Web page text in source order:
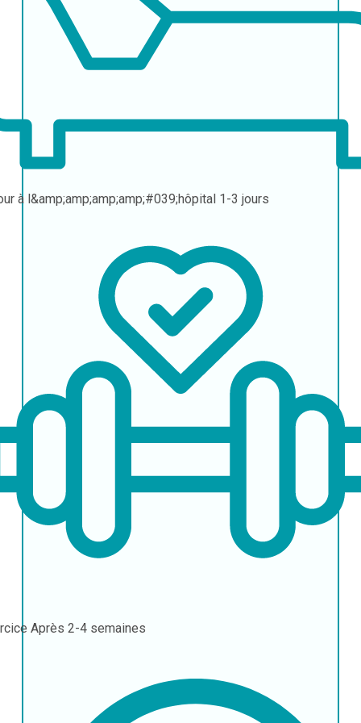
à l&amp;amp;amp;amp;#039;hôpital 1-3 jours
Après 2-4 semaines